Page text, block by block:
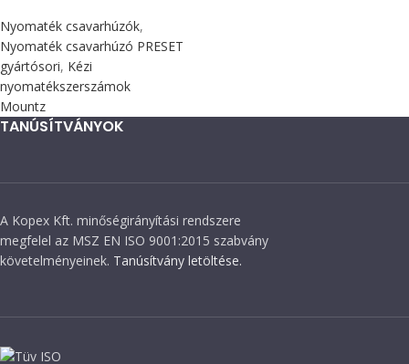
Nyomaték csavarhúzók,
Nyomaték csavarhúzó PRESET
gyártósori, Kézi
nyomatékszerszámok
Mountz
TANÚSÍTVÁNYOK
A Kopex Kft. minőségirányítási rendszere
megfelel az MSZ EN ISO 9001:2015 szabvány
követelményeinek. Tanúsítvány letöltése.